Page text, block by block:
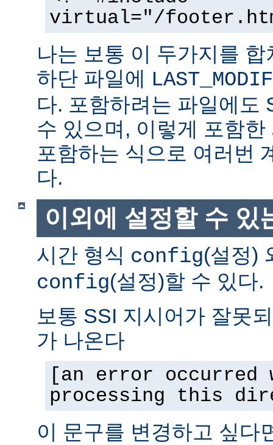
virtual="/
나는 보통 이 두가지를
하단 파일에
다. 포함하려는 파일에도
수 있으며, 이렇게 포함
포함하는 식으로 여러번
다.
이외에 설정할 수 있
시간 형식 config(설정)
config(설정)할 수 있다.
보통 SSI 지시어가 잘못
가 나온다
[an error occurred
processing this
이 문구를 변경하고 싶다